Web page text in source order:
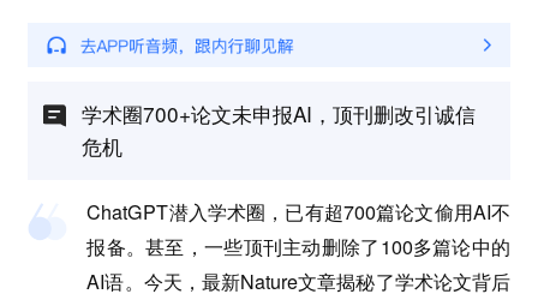
学术圈700+论文未申报AI，顶刊删改引诚信
危机
ChatGPT潜入学术圈，已有超700篇论文偷用AI不
报备。甚至，一些顶刊主动删除了100多篇论中的
AI语。今天，最新Nature文章揭秘了学术论文背后